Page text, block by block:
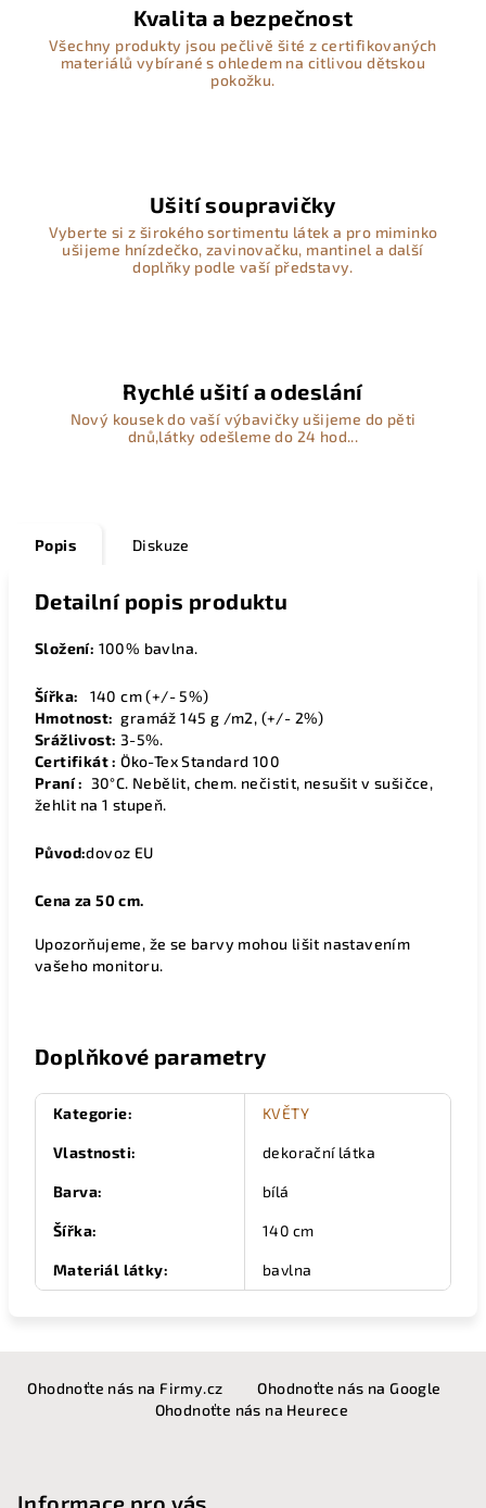
Kvalita a bezpečnost
Všechny produkty jsou pečlivě šité z certifikovaných
materiálů vybírané s ohledem na citlivou dětskou
pokožku.
Ušití soupravičky
Vyberte si z širokého sortimentu látek a pro miminko
ušijeme hnízdečko, zavinovačku, mantinel a další
doplňky podle vaší představy.
Rychlé ušití a odeslání
Nový kousek do vaší výbavičky ušijeme do pěti
dnů,látky odešleme do 24 hod...
Popis Diskuze
Detailní popis produktu
Složení: 100% bavlna.
Šířka: 140cm (+/- 5%)
Hmotnost: gramáž 145 g /m2, (+/- 2%)
Srážlivost: 3-5%.
Certifikát : Öko-Tex Standard 100
Praní : 30°C. Nebělit, chem. nečistit, nesušit v sušičce,
žehlit na 1 stupeň.
Původ:dovoz EU
Cena za 50 cm.
Upozorňujeme, že se barvy mohou lišit nastavením
vašeho monitoru.
Doplňkové parametry
Kategorie: KVĚTY
Vlastnosti: dekorační látka
Barva: bílá
Šířka: 140 cm
Materiál látky: bavlna
Ohodnoťte nás na Firmy.cz
Ohodnoťte nás na Google
Ohodnoťte nás na Heurece
Informace pro vás